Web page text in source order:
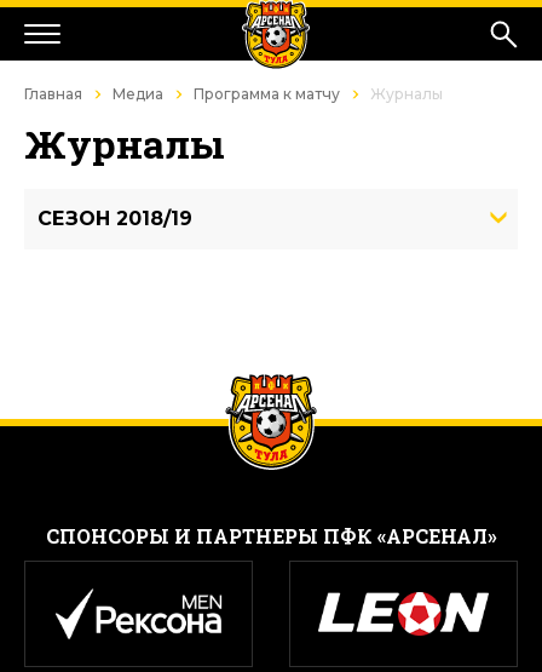
Главная Медиа Программа к матчу Журналы
Журналы
СЕЗОН 2018/19
CПОНСОРЫ И ПАРТНЕРЫ ПФК «АРСЕНАЛ»